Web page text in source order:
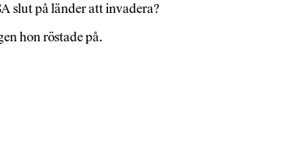
slut på länder att invadera?
hon röstade på.